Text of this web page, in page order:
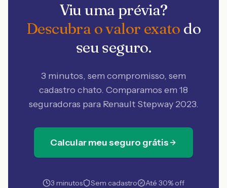
Viu uma prévia?
Descubra o valor exato do
seu seguro.
3 minutos, sem compromisso, sem
cadastro chato. Comparamos em 18
seguradoras para Renault Stepway 2023.
Calcular meu seguro grátis
3 minutos Sem cadastro Até 30% off